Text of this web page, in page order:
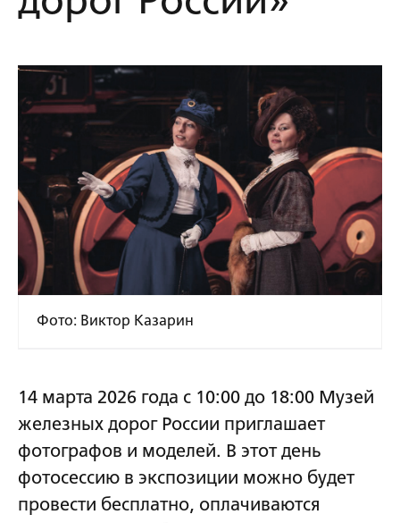
Фото: Виктор Казарин
14 марта 2026 года с 10:00 до 18:00 Музей
железных дорог России приглашает
фотографов и моделей. В этот день
фотосессию в экспозиции можно будет
провести бесплатно, оплачиваются